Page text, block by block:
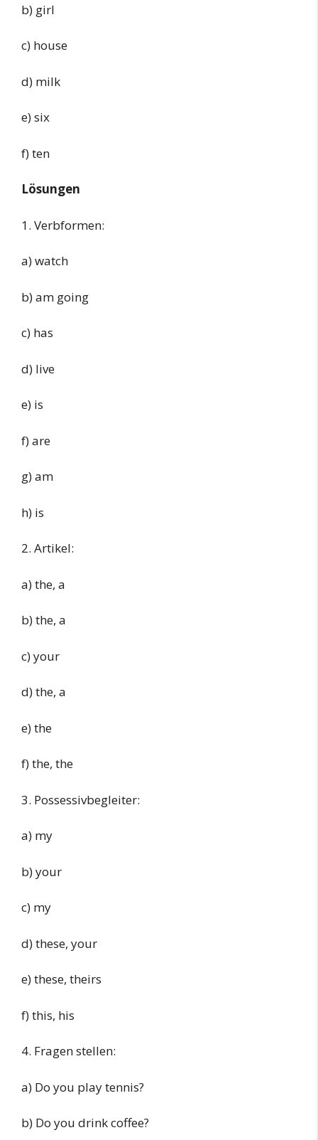
b) girl
c) house
d) milk
e) six
f) ten
Lösungen
1. Verbformen:
a) watch
b) am going
c) has
d) live
e) is
f) are
g) am
h) is
2. Artikel:
a) the, a
b) the, a
c) your
d) the, a
e) the
f) the, the
3. Possessivbegleiter:
a) my
b) your
c) my
d) these, your
e) these, theirs
f) this, his
4. Fragen stellen:
a) Do you play tennis?
b) Do you drink coffee?